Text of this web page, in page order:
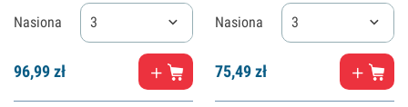
Nasiona 3
96,99zł
Nasiona 3
75,49zł